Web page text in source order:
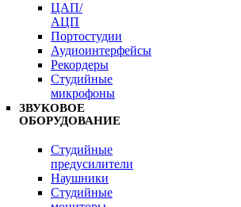
ЦАП/
АЦП
Портостудии
Аудиоинтерфейсы
Рекордеры
Студийные
микрофоны
ЗВУКОВОЕ
ОБОРУДОВАНИЕ
Студийные
предусилители
Наушники
Студийные